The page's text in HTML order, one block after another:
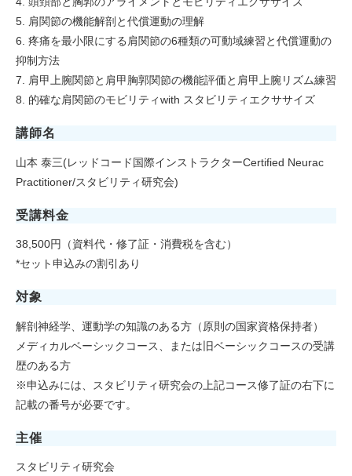
5. 肩関節の機能解剖と代償運動の理解
6. 疼痛を最小限にする肩関節の6種類の可動域練習と代償運動の
抑制方法
7. 肩甲上腕関節と肩甲胸郭関節の機能評価と肩甲上腕リズム練習
8. 的確な肩関節のモビリティwith スタビリティエクササイズ
講師名
山本 泰三(レッドコード国際インストラクターCertified Neurac
Practitioner/スタビリティ研究会)
受講料金
38,500円（資料代・修了証・消費税を含む）
*セット申込みの割引あり
対象
解剖神経学、運動学の知識のある方（原則の国家資格保持者）
メディカルベーシックコース、または旧ベーシックコースの受講
歴のある方
※申込みには、スタビリティ研究会の上記コース修了証の右下に
記載の番号が必要です。
主催
スタビリティ研究会